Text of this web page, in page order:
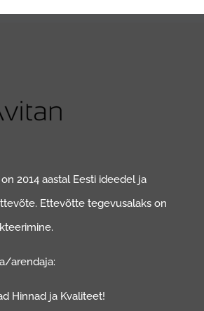
2014 aastal Eesti ideedel ja
Ettevõtte tegevusalaks on
arendaja:
Hinnad ja Kvaliteet!